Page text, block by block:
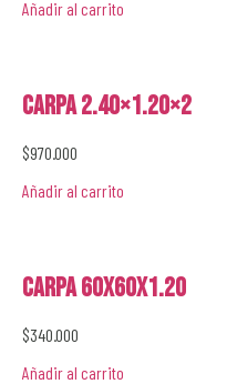
Añadir al carrito
Carpa 2.40×1.20×2
$970.000
Añadir al carrito
Carpa 60x60x1.20
$340.000
Añadir al carrito